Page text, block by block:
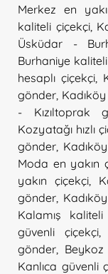
Merkez en
kaliteli çiçekçi,
Üsküdar -
Burhaniye
hesaplı çiçekçi
gönder
- Kızıltoprak
Kozyatağı hızlı
gönder
Moda en yakın
yakın çiçekçi
gönder
Kalamış
güvenli çiçekçi,
gönder
Kanlıca güvenli